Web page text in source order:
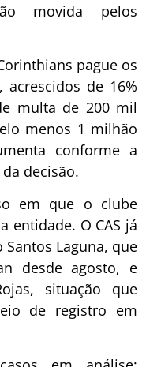
movida pelos
pague os
de 16%
multa de 200 mil
menos 1 milhão
conforme a
decisão.
em que o clube
entidade. O CAS já
Laguna, que
desde agosto, e
situação que
de registro em